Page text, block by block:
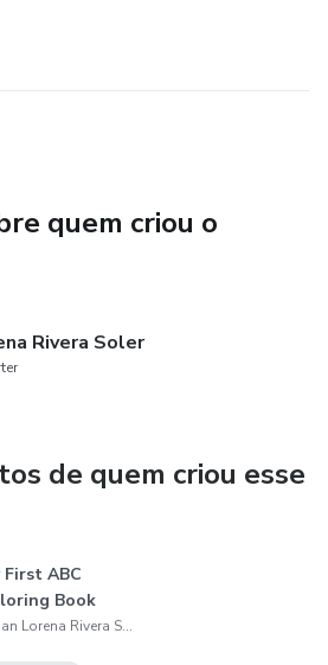
livro é recheado de ilustrações
das letras, um animal de
a imaginação colorindo!
(uma para cada letra de A a Z)
resolução (8,5” x 11” – tamanho
– imprima em casa ou em
será enviado
quem criou o
Rivera Soler
de quem criou esse
First ABC
Book
Vivian Lorena Rivera Soler